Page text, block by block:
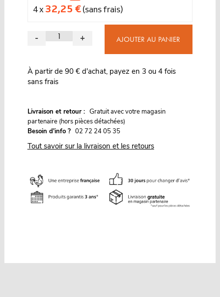
4 x 32,25 €(sans frais)
- + AJOUTER AU PANIER
À partir de 90 € d'achat, payez en 3 ou 4 fois
sans frais
Livraison et retour : Gratuit avec votre magasin
partenaire (hors pièces détachées)
Besoin d'info ? 02 72 24 05 35
Tout savoir sur la livraison et les retours